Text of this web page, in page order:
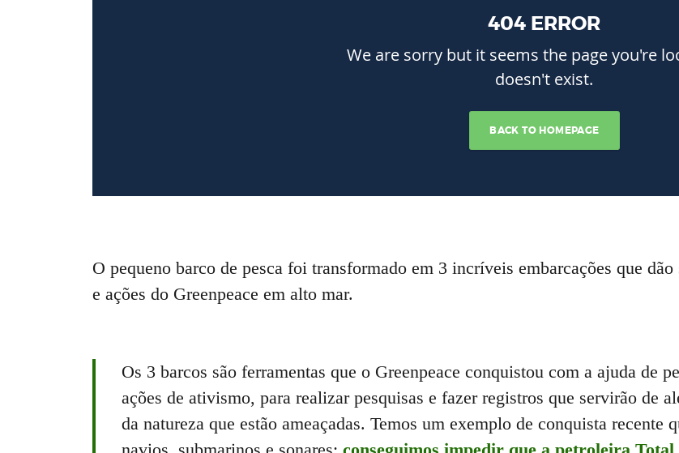
O pequeno barco de pesca foi transformado em 3 incríveis embarcações que
e ações do Greenpeace em alto mar.
Os 3 barcos são ferramentas que o Greenpeace conquistou com a ajuda de
ações de ativismo, para realizar pesquisas e fazer registros que servirão de
da natureza que estão ameaçadas. Temos um exemplo de conquista recente